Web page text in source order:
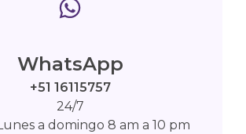
WhatsApp
+51 16115757
24/7
a domingo 8 am a 10 pm